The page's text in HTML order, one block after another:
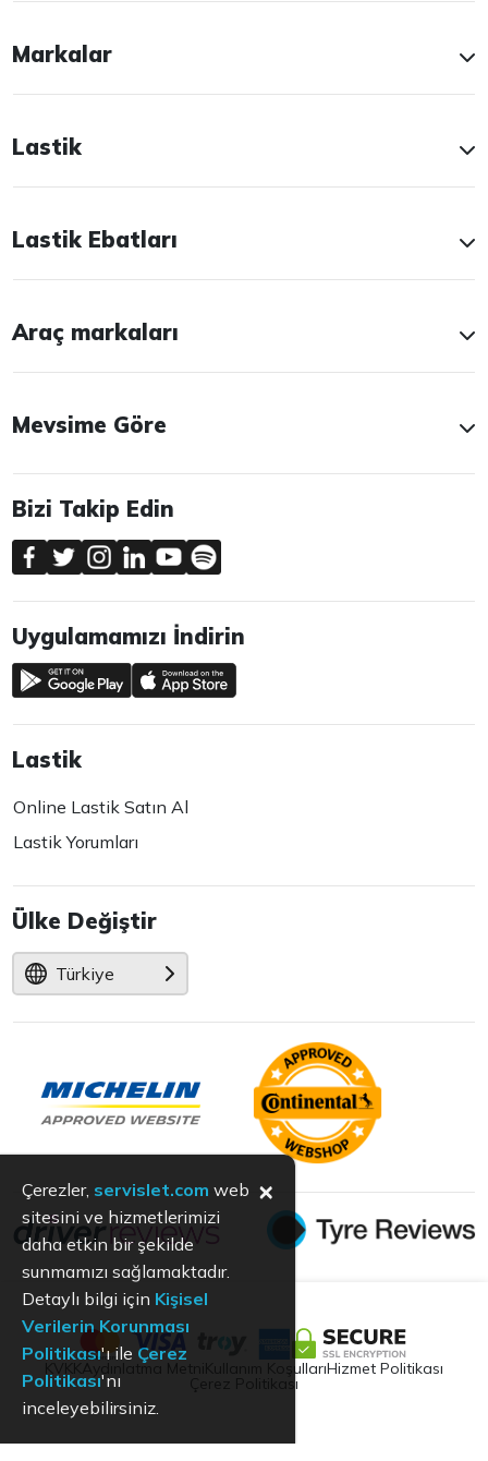
Markalar
Lastik
Lastik Ebatları
Araç markaları
Mevsime Göre
Bizi Takip Edin
Uygulamamızı İndirin
Lastik
Online Lastik Satın Al
Lastik Yorumları
Ülke Değiştir
Türkiye
Aydınlatma Metni Kullanım KoşullarıHizmet Politikası
Çerez Politikası
Çerezler, servislet.com web
sitesini ve hizmetlerimizi
daha etkin bir şekilde
sunmamızı sağlamaktadır.
Detaylı bilgi için Kişisel
Verilerin Korunması
Politikası'ı ile Çerez
Politikası'nı
inceleyebilirsiniz.
×